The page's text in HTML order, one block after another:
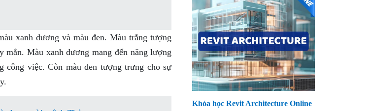
xanh dương và màu đen. Màu trắng tượng
Màu xanh dương mang đến năng lượng
công việc. Còn màu đen tượng trưng cho sự
Khóa học Revit Architecture Online